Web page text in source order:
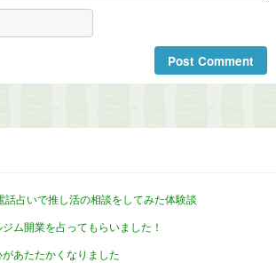
話占いで推し活の相談をしてみた体験談
ム開業を占ってもらいました！
あたたかくなりました